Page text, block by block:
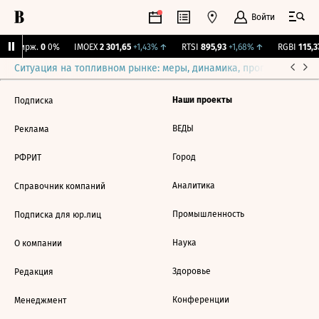
Войти
Бирж. 0 0% IMOEX 2 301,65 +1,43%↑ RTSI 895,93 +1,68%↑ RGBI 115,37
Ситуация на топливном рынке: меры, динамика, прогнозы
Подписка
Реклама
РФРИТ
Справочник компаний
Подписка для юр.лиц
О компании
Редакция
Менеджмент
Наши проекты
ВЕДЫ
Город
Аналитика
Промышленность
Наука
Здоровье
Конференции